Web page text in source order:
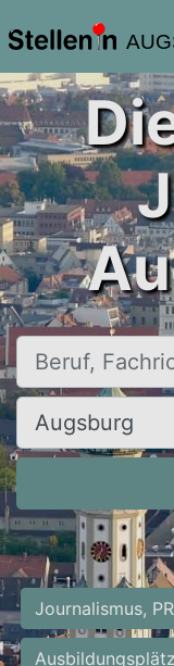
Beruf,
Ort, Stadt
Journalismus,